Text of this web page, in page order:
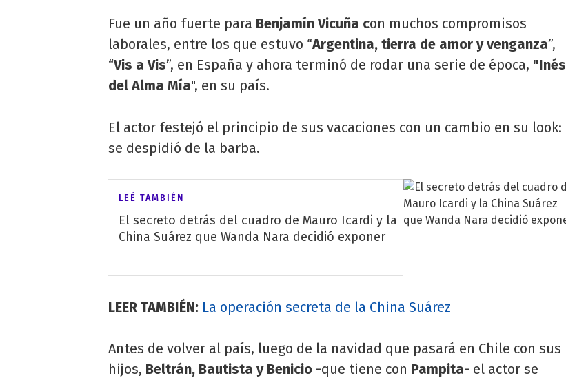
Fue un año fuerte para Benjamín Vicuña con muchos compromisos
laborales, entre los que estuvo “Argentina, tierra de amor y venganza”,
“Vis a Vis”, en España y ahora terminó de rodar una serie de época, "Inés
del Alma Mía", en su país.
El actor festejó el principio de sus vacaciones con un cambio en su look:
se despidió de la barba.
LEÉ TAMBIÉN
El secreto detrás del cuadro de Mauro Icardi y la
China Suárez que Wanda Nara decidió exponer
LEER TAMBIÉN: La operación secreta de la China Suárez
Antes de volver al país, luego de la navidad que pasará en Chile con sus
hijos, Beltrán, Bautista y Benicio -que tiene con Pampita- el actor se